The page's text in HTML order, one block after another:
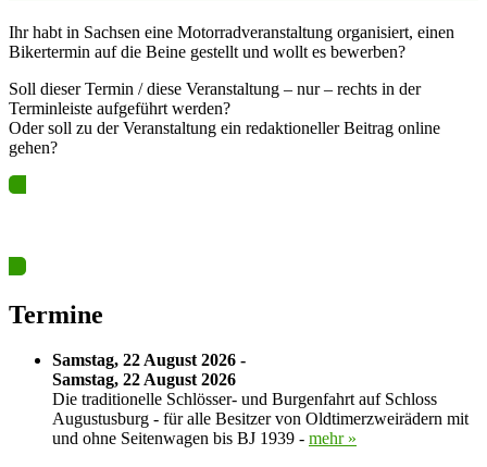
Ihr habt in Sachsen eine Motorradveranstaltung organisiert, einen
Bikertermin auf die Beine gestellt und wollt es bewerben?
Soll dieser Termin / diese Veranstaltung – nur – rechts in der
Terminleiste aufgeführt werden?
Oder soll zu der Veranstaltung ein redaktioneller Beitrag online
gehen?
Termine
Samstag, 22 August 2026 -
Samstag, 22 August 2026
Die traditionelle Schlösser- und Burgenfahrt auf Schloss
Augustusburg - für alle Besitzer von Oldtimerzweirädern mit
und ohne Seitenwagen bis BJ 1939 - mehr »